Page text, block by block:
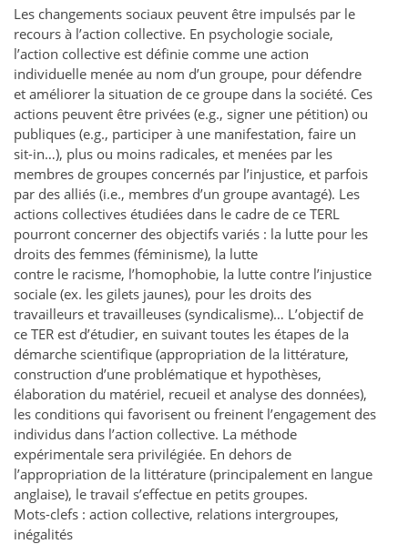
Les changements sociaux peuvent être impulsés par le
recours à l’action collective. En psychologie sociale,
l’action collective est définie comme une action
individuelle menée au nom d’un groupe, pour défendre
et améliorer la situation de ce groupe dans la société. Ces
actions peuvent être privées (e.g., signer une pétition) ou
publiques (e.g., participer à une manifestation, faire un
sit-in…), plus ou moins radicales, et menées par les
membres de groupes concernés par l’injustice, et parfois
par des alliés (i.e., membres d’un groupe avantagé). Les
actions collectives étudiées dans le cadre de ce TERL
pourront concerner des objectifs variés : la lutte pour les
droits des femmes (féminisme), la lutte
contre le racisme, l’homophobie, la lutte contre l’injustice
sociale (ex. les gilets jaunes), pour les droits des
travailleurs et travailleuses (syndicalisme)… L’objectif de
ce TER est d’étudier, en suivant toutes les étapes de la
démarche scientifique (appropriation de la littérature,
construction d’une problématique et hypothèses,
élaboration du matériel, recueil et analyse des données),
les conditions qui favorisent ou freinent l’engagement des
individus dans l’action collective. La méthode
expérimentale sera privilégiée. En dehors de
l’appropriation de la littérature (principalement en langue
anglaise), le travail s’effectue en petits groupes.
Mots-clefs : action collective, relations intergroupes,
inégalités